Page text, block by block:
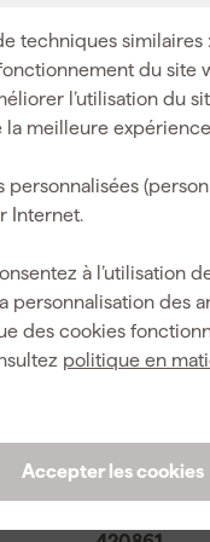
techniques similaires :
du site
l’utilisation du
la meilleure expérience
Internet.
à l’utilisation
personnalisation des
des cookies
politique en
Accepter les cookies
le
plastiques, tandis
Bois
38.1 mm
1
4058546622084